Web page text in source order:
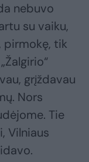
nebuvo
su vaiku,
pirmokę, tik
grįždavau
Nors
Tie
Vilniaus